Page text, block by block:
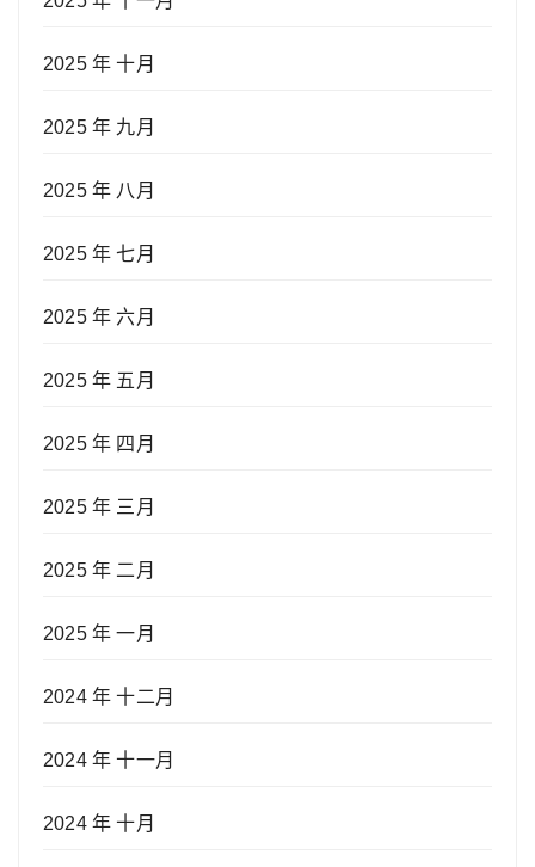
2025 年 十月
2025 年 九月
2025 年 八月
2025 年 七月
2025 年 六月
2025 年 五月
2025 年 四月
2025 年 三月
2025 年 二月
2025 年 一月
2024 年 十二月
2024 年 十一月
2024 年 十月